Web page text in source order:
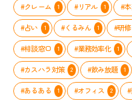
#クレーム 1 #リアル 1 #
#占い 1 #くるみん 1 #研修
#相談窓口 1 #業務効率化 1
#カスハラ対策 2 #飲み放題 1
#あるある 1 #オフィス 2